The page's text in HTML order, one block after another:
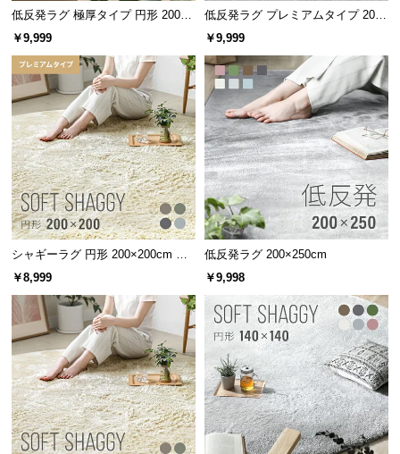
低反発ラグ 極厚タイプ 円形 200×2
00cm
￥9,999
低反発ラグ プレミアムタイプ 200×
200cm
￥9,999
シャギーラグ 円形 200×200cm 洗
える 防音 防ダニ 抗菌防臭 滑り止
￥8,999
低反発ラグ 200×250cm
￥9,998